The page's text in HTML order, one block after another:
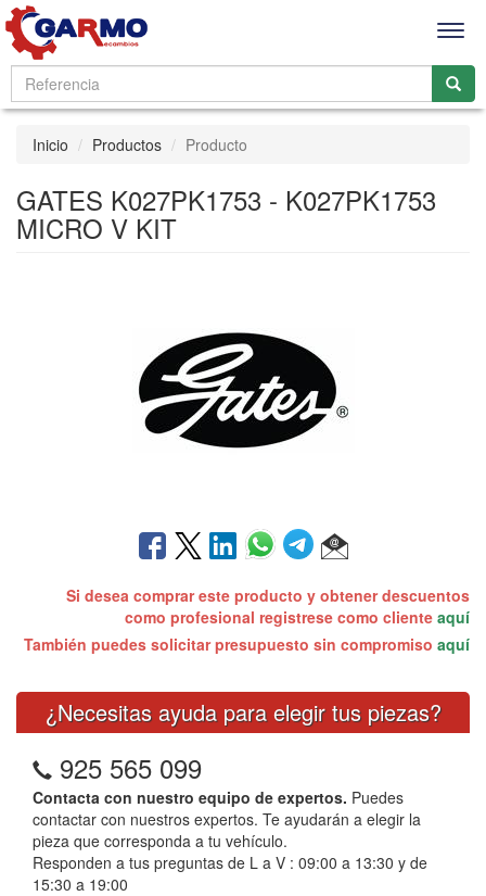
Inicio Productos Producto
GATES K027PK1753 - K027PK1753
MICRO V KIT
Si desea comprar este producto y obtener descuentos
como profesional registrese como cliente aquí
También puedes solicitar presupuesto sin compromiso aquí
¿Necesitas ayuda para elegir tus piezas?
925 565 099
Contacta con nuestro equipo de expertos. Puedes
contactar con nuestros expertos. Te ayudarán a elegir la
pieza que corresponda a tu vehículo.
Responden a tus preguntas de L a V : 09:00 a 13:30 y de
15:30 a 19:00